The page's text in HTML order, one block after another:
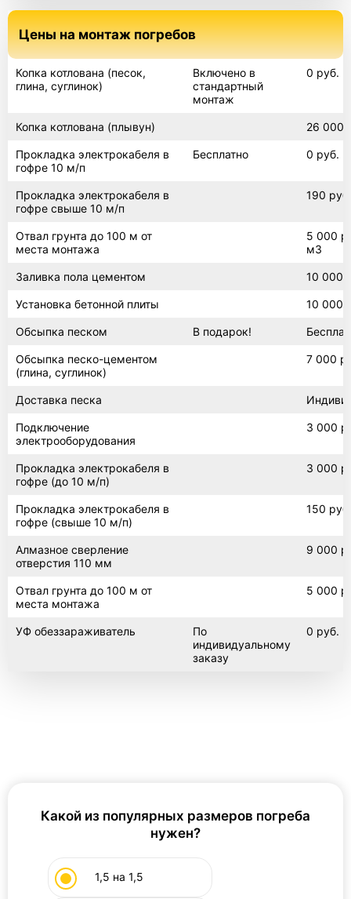
Цены на монтаж погребов
Копка котлована (песок,
глина, суглинок)
Включено в
стандартный
монтаж
0 руб.
Копка котлована (плывун) 26 000
Прокладка электрокабеля в
гофре 10 м/п
Бесплатно 0 руб.
Прокладка электрокабеля в
гофре свыше 10 м/п
190
Отвал грунта до 100 м от
места монтажа
5 000
м3
Заливка пола цементом 10 000
Установка бетонной плиты 10 000
Обсыпка песком В подарок!
Обсыпка песко-цементом
(глина, суглинок)
7 000
Доставка песка
Подключение
электрооборудования
3 000
Прокладка электрокабеля в
гофре (до 10 м/п)
3 000
Прокладка электрокабеля в
гофре (свыше 10 м/п)
150 руб.
Алмазное сверление
отверстия 110 мм
9 000
Отвал грунта до 100 м от
места монтажа
5 000
УФ обеззараживатель
По
индивидуальному
заказу
0 руб.
Какой из популярных размеров погреба
нужен?
1,5 на 1,5